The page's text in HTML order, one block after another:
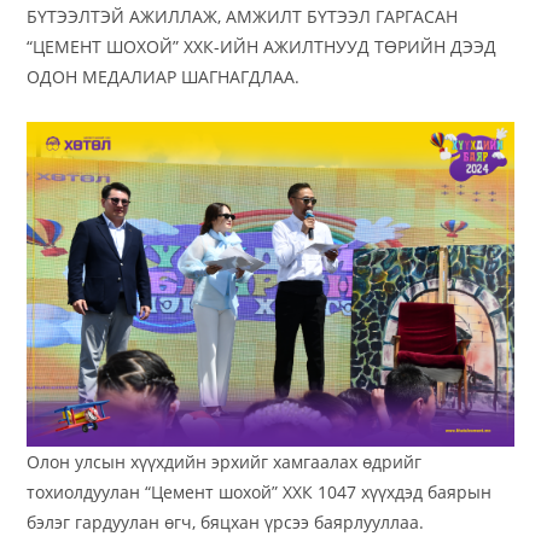
БҮТЭЭЛТЭЙ АЖИЛЛАЖ, АМЖИЛТ БҮТЭЭЛ ГАРГАСАН
“ЦЕМЕНТ ШОХОЙ” ХХК-ИЙН АЖИЛТНУУД ТӨРИЙН ДЭЭД
ОДОН МЕДАЛИАР ШАГНАГДЛАА.
Олон улсын хүүхдийн эрхийг хамгаалах өдрийг
тохиолдуулан “Цемент шохой” ХХК 1047 хүүхдэд баярын
бэлэг гардуулан өгч, бяцхан үрсээ баярлууллаа.